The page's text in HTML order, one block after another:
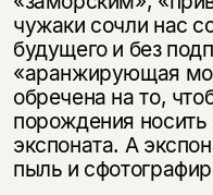
чужаки сочли нас
будущего и без
«аранжирующая
обречена на то,
порождения носить
экспоната. А
пыль и
Раз в неделю
о книгах и
Этой
нет в
Вы можете
уведомления, и
на склад